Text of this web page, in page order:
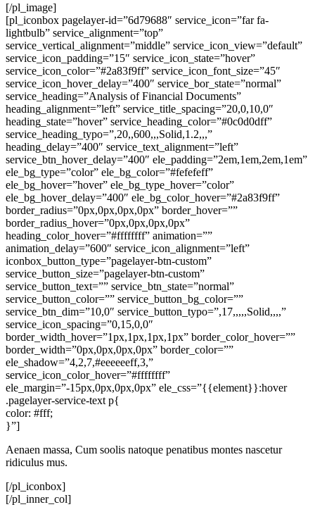
[/pl_image]
[pl_iconbox pagelayer-id=”6d79688″ service_icon=”far fa-
lightbulb” service_alignment=”top”
service_vertical_alignment=”middle” service_icon_view=”default”
service_icon_padding=”15″ service_icon_state=”hover”
service_icon_color=”#2a83f9ff” service_icon_font_size=”45″
service_icon_hover_delay=”400″ service_bor_state=”normal”
service_heading=”Analysis of Financial Documents”
heading_alignment=”left” service_title_spacing=”20,0,10,0″
heading_state=”hover” service_heading_color=”#0c0d0dff”
service_heading_typo=”,20,,600,,,Solid,1.2,,,”
heading_delay=”400″ service_text_alignment=”left”
service_btn_hover_delay=”400″ ele_padding=”2em,1em,2em,1em”
ele_bg_type=”color” ele_bg_color=”#fefefeff”
ele_bg_hover=”hover” ele_bg_type_hover=”color”
ele_bg_hover_delay=”400″ ele_bg_color_hover=”#2a83f9ff”
border_radius=”0px,0px,0px,0px” border_hover=””
border_radius_hover=”0px,0px,0px,0px”
heading_color_hover=”#ffffffff” animation=””
animation_delay=”600″ service_icon_alignment=”left”
iconbox_button_type=”pagelayer-btn-custom”
service_button_size=”pagelayer-btn-custom”
service_button_text=”” service_btn_state=”normal”
service_button_color=”” service_button_bg_color=””
service_btn_dim=”10,0″ service_button_typo=”,17,,,,,Solid,,,,”
service_icon_spacing=”0,15,0,0″
border_width_hover=”1px,1px,1px,1px” border_color_hover=””
border_width=”0px,0px,0px,0px” border_color=””
ele_shadow=”4,2,7,#eeeeeeff,3,”
service_icon_color_hover=”#ffffffff”
ele_margin=”-15px,0px,0px,0px” ele_css=”{{element}}:hover
.pagelayer-service-text p{
color: #fff;
}”]
Aenaen massa, Cum soolis natoque penatibus montes nascetur
ridiculus mus.
[/pl_iconbox]
[/pl_inner_col]